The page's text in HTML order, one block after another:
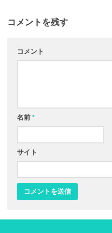
コメントを残す
コメント
名前*
サイト